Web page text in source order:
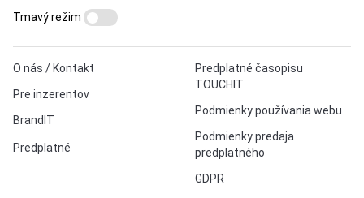
O nás / Kontakt
Pre inzerentov
BrandIT
Predplatné
Predplatné časopisu
TOUCHIT
Podmienky používania webu
Podmienky predaja
predplatného
GDPR
Tmavý režim